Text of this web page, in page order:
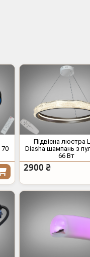
70
Підвісна люстра
Diasha шампань з
66 Вт
2900 ₴